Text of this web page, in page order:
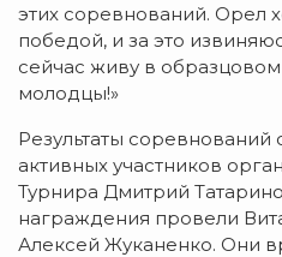
этих соревнований. Орел
победой, и за это
сейчас живу в
молодцы!»
Результаты соревнований
активных участников
Турнира Дмитрий
награждения провели
Алексей Жуканенко. Они